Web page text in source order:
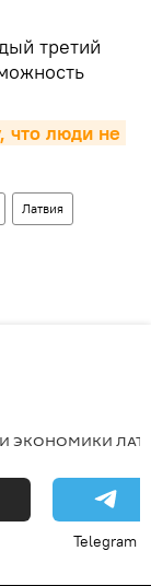
третий
что люди не
Латвия
ЭКОНОМИКИ
Telegram